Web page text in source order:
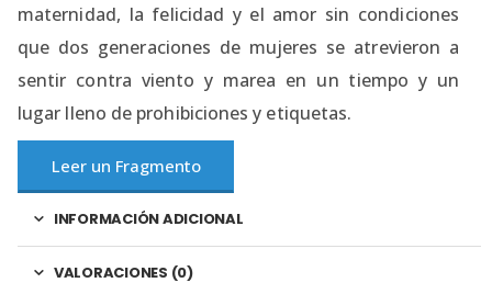
maternidad, la felicidad y el amor sin condiciones
que dos generaciones de mujeres se atrevieron a
sentir contra viento y marea en un tiempo y un
lugar lleno de prohibiciones y etiquetas.
Leer un Fragmento
INFORMACIÓN ADICIONAL
VALORACIONES (0)